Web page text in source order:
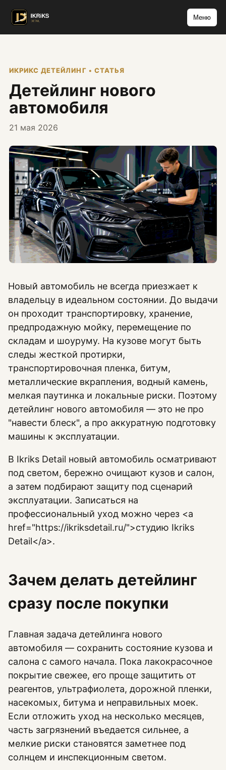
Меню
ИКРИКС ДЕТЕЙЛИНГ • СТАТЬЯ
Детейлинг нового
автомобиля
21 мая 2026
Новый автомобиль не всегда приезжает к
владельцу в идеальном состоянии. До выдачи
он проходит транспортировку, хранение,
предпродажную мойку, перемещение по
складам и шоуруму. На кузове могут быть
следы жесткой протирки,
транспортировочная пленка, битум,
металлические вкрапления, водный камень,
мелкая паутинка и локальные риски. Поэтому
детейлинг нового автомобиля — это не про
"навести блеск", а про аккуратную подготовку
машины к эксплуатации.
В Ikriks Detail новый автомобиль осматривают
под светом, бережно очищают кузов и салон,
а затем подбирают защиту под сценарий
эксплуатации. Записаться на
профессиональный уход можно через <a
href="https://ikriksdetail.ru/">студию Ikriks
Detail</a>.
Зачем делать детейлинг
сразу после покупки
Главная задача детейлинга нового
автомобиля — сохранить состояние кузова и
салона с самого начала. Пока лакокрасочное
покрытие свежее, его проще защитить от
реагентов, ультрафиолета, дорожной пленки,
насекомых, битума и неправильных моек.
Если отложить уход на несколько месяцев,
часть загрязнений въедается сильнее, а
мелкие риски становятся заметнее под
солнцем и инспекционным светом.